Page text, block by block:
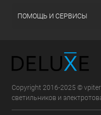
ПОМОЩЬ И СЕРВИСЫ
Copyright 2016-2025 ©
светильников и